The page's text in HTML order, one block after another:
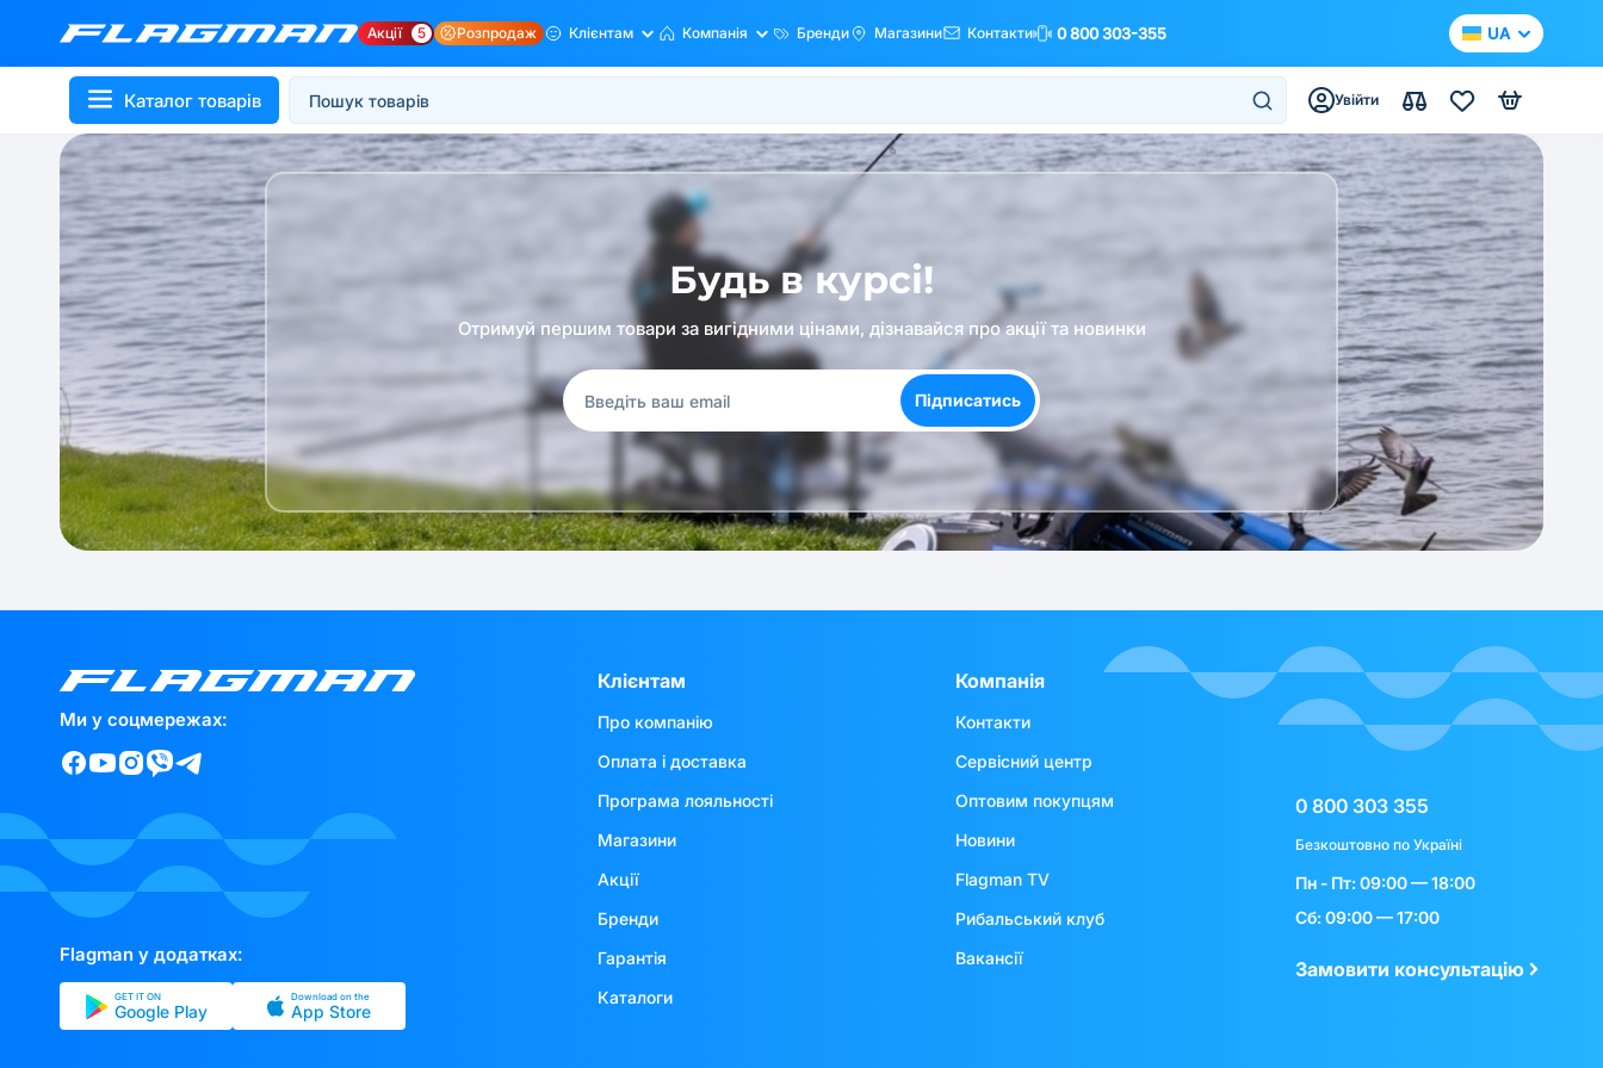
Акції 5 Розпродаж Клієнтам Компанія Бренди Магазини Контакти 0 800 303-355 UA
Каталог товарів Увійти
Будь в курсі!
Отримуй першим товари за вигідними цінами, дізнавайся про акції та новинки
Підписатись
Ми у соцмережах:
Flagman у додатках:
GET IT ON
Google Play
Download on the
App Store
Клієнтам
Про компанію
Оплата і доставка
Програма лояльності
Магазини
Акції
Бренди
Гарантія
Каталоги
Компанія
Контакти
Сервісний центр
Оптовим покупцям
Новини
Flagman TV
Рибальський клуб
Вакансії
0 800 303 355
Безкоштовно по Україні
Пн - Пт: 09:00 — 18:00
Сб: 09:00 — 17:00
Замовити консультацію